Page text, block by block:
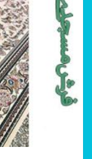
مختلفی
باشد.
گزینه
ها